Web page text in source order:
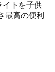
イトを子供
最高の便利